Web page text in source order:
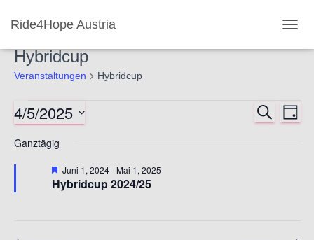
Ride4Hope Austria
Hybridcup
Veranstaltungen Hybridcup
Veranstaltungen
for
April
SUCHE
TAG
4/5/2025
wählen.
Ganztägig
Hybridcup 2024/25
Vorgestellt
Juni 1, 2024- Mai 1, 2025